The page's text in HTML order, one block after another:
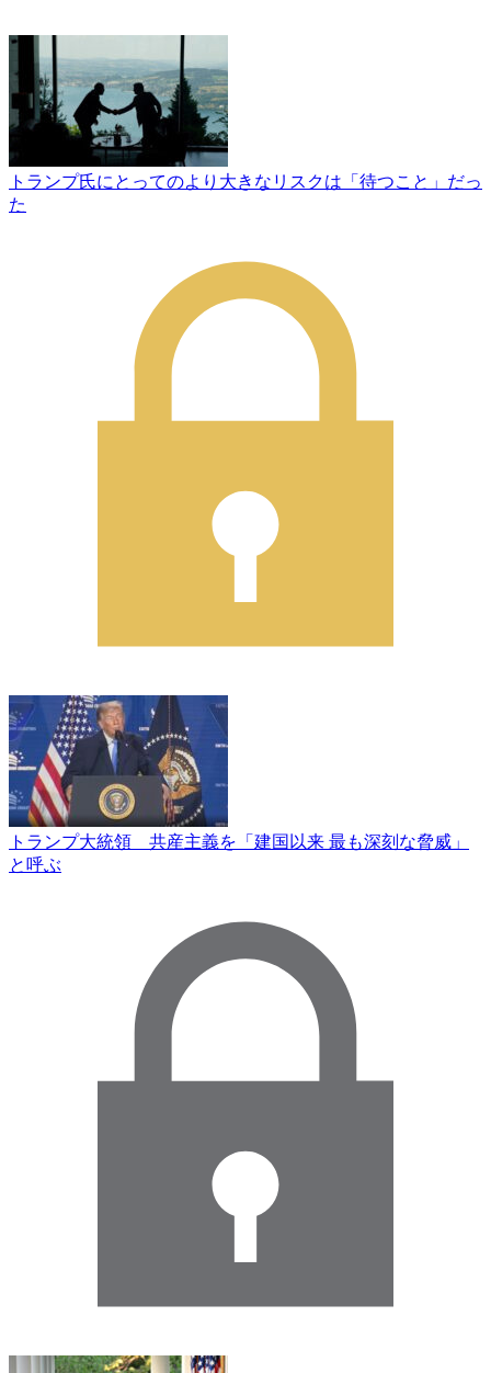
トランプ氏にとってのより大きなリスクは「待つこと」だっ
た
トランプ大統領 共産主義を「建国以来 最も深刻な脅威」
と呼ぶ